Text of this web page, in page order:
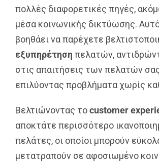
πολλές διαφορετικές πηγές,
μέσα κοινωνικής δικτύωσης.
βοηθάει να παρέχετε
εξυπηρέτηση πελατών,
στις απαιτήσεις των πελατών
επιλύοντας προβλήματα χωρίς
Βελτιώνοντας τοcustomer
αποκτάτε περισσότερο
πελάτες, οι οποίοι μπορούν
μετατραπούν σε αφοσιωμένο